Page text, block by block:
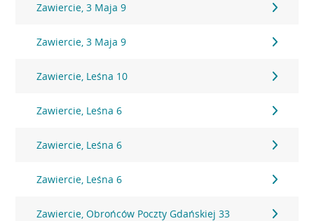
Zawiercie, 3 Maja 9
Zawiercie, 3 Maja 9
Zawiercie, Leśna 10
Zawiercie, Leśna 6
Zawiercie, Leśna 6
Zawiercie, Leśna 6
Zawiercie, Obrońców Poczty Gdańskiej 33